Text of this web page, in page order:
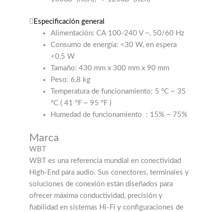
Especificación general
Alimentación: CA 100-240 V ~, 50/60 Hz
Consumo de energía: <30 W, en espera
<0,5 W
Tamaño: 430 mm x 300 mm x 90 mm
Peso: 6,8 kg
Temperatura de funcionamiento: 5 °C ~ 35
°C ( 41 °F ~ 95 °F)
Humedad de funcionamiento : 15% ~ 75%
Marca
WBT
WBT es una referencia mundial en conectividad
High-End para audio. Sus conectores, terminales y
soluciones de conexión están diseñados para
ofrecer máxima conductividad, precisión y
fiabilidad en sistemas Hi-Fi y configuraciones de